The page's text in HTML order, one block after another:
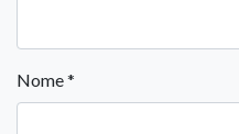
Nome*